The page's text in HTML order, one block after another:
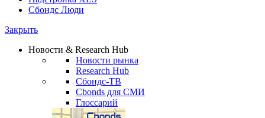
Крипто new
Watchlist
Сбондс Люди
Новости & Research Hub
Новости рынка
Research Hub